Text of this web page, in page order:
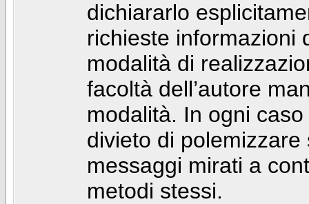
dichiararlo
richieste informazioni
modalità di
facoltà dell’autore
modalità. In ogni
divieto di
messaggi mirati a
metodi stessi.